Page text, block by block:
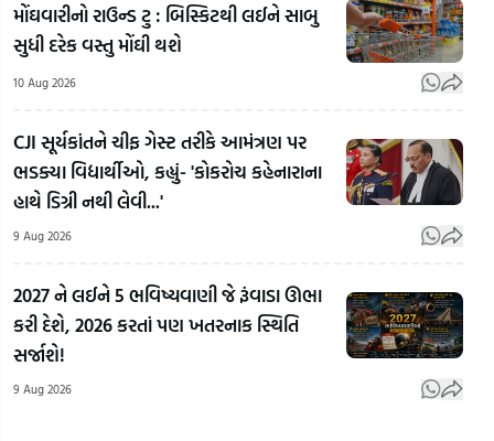
મોંઘવારીનો રાઉન્ડ ટુ : બિસ્કિટથી લઈને સાબુ
સુધી દરેક વસ્તુ મોંઘી થશે
10 Aug 2026
CJI સૂર્યકાંતને ચીફ ગેસ્ટ તરીકે આમંત્રણ પર
ભડક્યા વિદ્યાર્થીઓ, કહ્યું- 'કોકરોચ કહેનારાના
હાથે ડિગ્રી નથી લેવી...'
9 Aug 2026
2027 ને લઈને 5 ભવિષ્યવાણી જે રૂંવાડા ઊભા
કરી દેશે, 2026 કરતાં પણ ખતરનાક સ્થિતિ
સર્જાશે!
9 Aug 2026
Student
Protest:
પેપર લીક
મુદ્દે
માં ઊલટી
ગંગા! BJP
ના પ્રદેશ
પ્રમુખ
સહિતના
દુષ્કર્મ કેસના
આરોપીએ
ભાગવાનો